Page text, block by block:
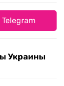
Украины